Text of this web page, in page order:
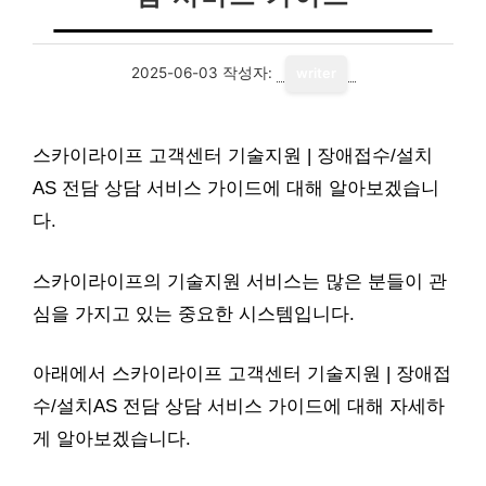
2025-06-03 작성자:
스카이라이프 고객센터 기술지원 | 장애접수/설치
AS 전담 상담 서비스 가이드에 대해 알아보겠습니
다.
스카이라이프의 기술지원 서비스는 많은 분들이 관
심을 가지고 있는 중요한 시스템입니다.
아래에서 스카이라이프 고객센터 기술지원 | 장애접
수/설치AS 전담 상담 서비스 가이드에 대해 자세하
게 알아보겠습니다.